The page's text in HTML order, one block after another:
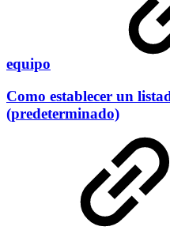
equipo
Como establecer un
(predeterminado)